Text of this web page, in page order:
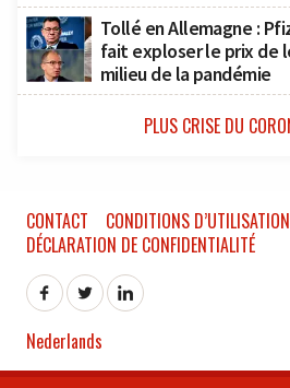
Tollé en Allemagne :
fait exploser le prix de
milieu de la pandémie
PLUS CRISE DU
CONTACT
CONDITIONS D’UTILISATION
DÉCLARATION DE CONFIDENTIALITÉ
Nederlands